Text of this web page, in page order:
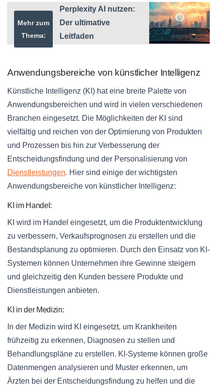
Mehr zum
Thema:
Perplexity AI nutzen:
Der ultimative
Leitfaden
Anwendungsbereiche von künstlicher Intelligenz
Künstliche Intelligenz (KI) hat eine breite Palette von
Anwendungsbereichen und wird in vielen verschiedenen
Branchen eingesetzt. Die Möglichkeiten der KI sind
vielfältig und reichen von der Optimierung von Produkten
und Prozessen bis hin zur Verbesserung der
Entscheidungsfindung und der Personalisierung von
Dienstleistungen. Hier sind einige der wichtigsten
Anwendungsbereiche von künstlicher Intelligenz:
KI im Handel:
KI wird im Handel eingesetzt, um die Produktentwicklung
zu verbessern, Verkaufsprognosen zu erstellen und die
Bestandsplanung zu optimieren. Durch den Einsatz von KI-
Systemen können Unternehmen ihre Gewinne steigern
und gleichzeitig den Kunden bessere Produkte und
Dienstleistungen anbieten.
KI in der Medizin:
In der Medizin wird KI eingesetzt, um Krankheiten
frühzeitig zu erkennen, Diagnosen zu stellen und
Behandlungspläne zu erstellen. KI-Systeme können große
Datenmengen analysieren und Muster erkennen, um
Ärzten bei der Entscheidungsfindung zu helfen und die